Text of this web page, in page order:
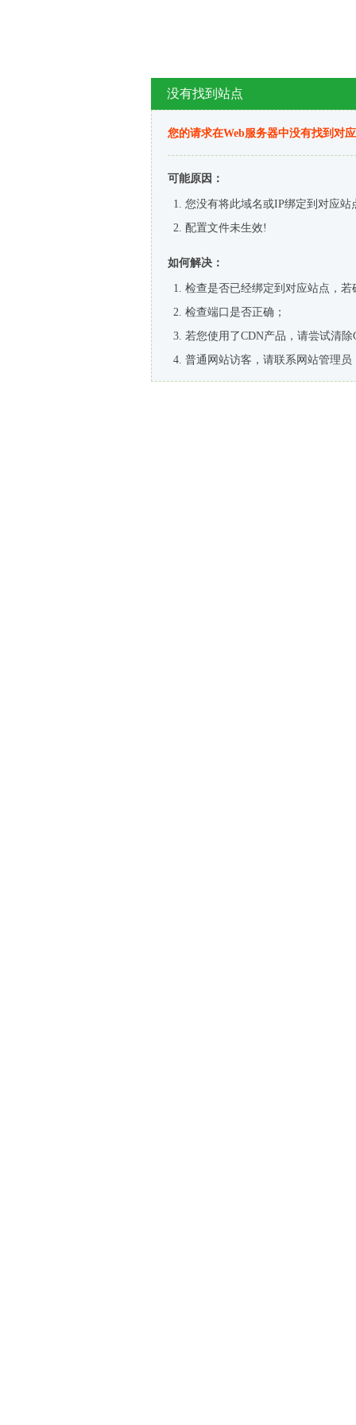
没有找到站点
您的请求在Web服务器中没有找到对
可能原因：
您没有将此域名或IP绑定到对应站
配置文件未生效!
如何解决：
检查是否已经绑定到对应站点，
检查端口是否正确；
若您使用了CDN产品，请尝试清除
普通网站访客，请联系网站管理员